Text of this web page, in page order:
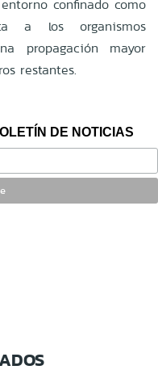
confinado como
a los organismos
propagación mayor
restantes.
DE NOTICIAS